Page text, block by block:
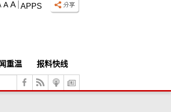
APPS
A A
重温 报料快线